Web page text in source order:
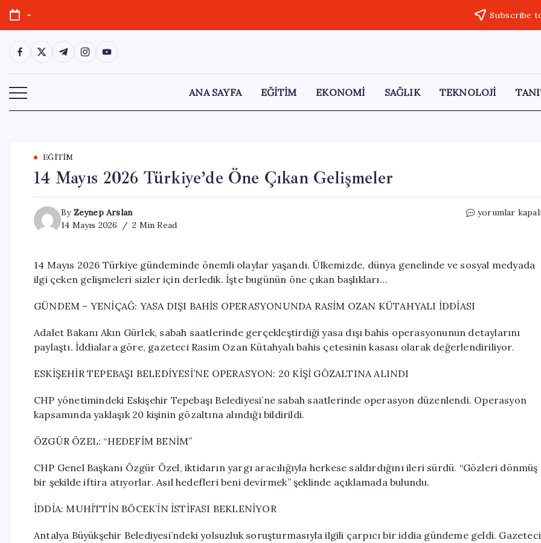
Skip
content
- Subscribe
https://www.facebook.com/
https://twitter.com/
https://t.me/
https://www.instagram.com/
https://youtube.com/
ANA SAYFA EĞİTİM EKONOMİ SAĞLIK TEKNOLOJİ
EĞITIM
14 Mayıs 2026 Türkiye’de Öne Çıkan Gelişmeler
By Zeynep Arslan
14 Mayıs 2026
2 Min Read
14
Öne
yorumlar
14 Mayıs 2026 Türkiye gündeminde önemli olaylar yaşandı. Ülkemizde, dünya genelinde ve sosyal medyada
ilgi çeken gelişmeleri sizler için derledik. İşte bugünün öne çıkan başlıkları…
GÜNDEM – YENİÇAĞ: YASA DIŞI BAHİS OPERASYONUNDA RASİM OZAN KÜTAHYALI İDDİASI
Adalet Bakanı Akın Gürlek, sabah saatlerinde gerçekleştirdiği yasa dışı bahis operasyonunun detaylarını
paylaştı. İddialara göre, gazeteci Rasim Ozan Kütahyalı bahis çetesinin kasası olarak değerlendiriliyor.
ESKİŞEHİR TEPEBAŞI BELEDİYESİ’NE OPERASYON: 20 KİŞİ GÖZALTINA ALINDI
CHP yönetimindeki Eskişehir Tepebaşı Belediyesi’ne sabah saatlerinde operasyon düzenlendi. Operasyon
kapsamında yaklaşık 20 kişinin gözaltına alındığı bildirildi.
ÖZGÜR ÖZEL: “HEDEFİM BENİM”
CHP Genel Başkanı Özgür Özel, iktidarın yargı aracılığıyla herkese saldırdığını ileri sürdü. “Gözleri dönmüş
bir şekilde iftira atıyorlar. Asıl hedefleri beni devirmek” şeklinde açıklamada bulundu.
İDDİA: MUHİTTİN BÖCEK’İN İSTİFASI BEKLENİYOR
Antalya Büyükşehir Belediyesi’ndeki yolsuzluk soruşturmasıyla ilgili çarpıcı bir iddia gündeme geldi. Gazeteci